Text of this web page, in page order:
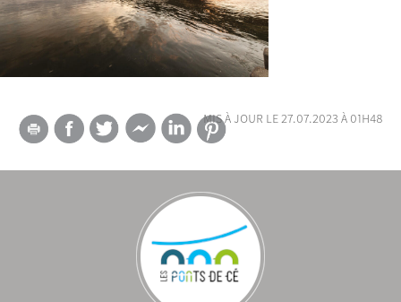
mis à jour le 27.07.2023 à 01h48